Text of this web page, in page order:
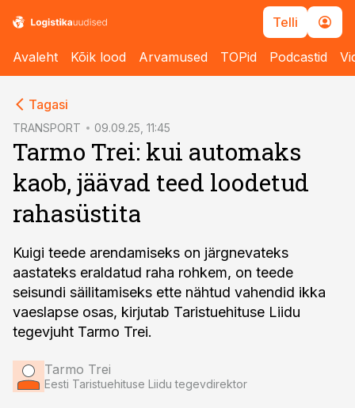
Telli
Avaleht Kõik lood Arvamused TOPid Podcastid
Tagasi
TRANSPORT 09.09.25, 11:45
Tarmo Trei: kui automaks
kaob, jäävad teed loodetud
rahasüstita
Kuigi teede arendamiseks on järgnevateks
aastateks eraldatud raha rohkem, on teede
seisundi säilitamiseks ette nähtud vahendid ikka
vaeslapse osas, kirjutab Taristuehituse Liidu
tegevjuht Tarmo Trei.
Tarmo Trei
Eesti Taristuehituse Liidu tegevdirektor